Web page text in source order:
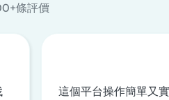
條評價
這個平台操作簡單又實